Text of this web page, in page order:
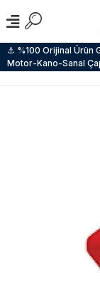
⚓ %100 Orijinal
Motor-Kano-Sanal